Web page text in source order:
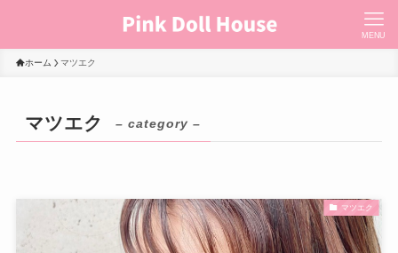
MENU
ホーム マツエク
マツエク – category –
マツエク